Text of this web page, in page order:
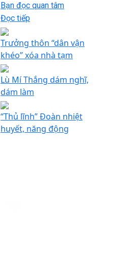
Bạn đọc quan tâm
Đọc tiếp
Trưởng thôn “dân vận
khéo” xóa nhà tạm
Lù Mí Thắng dám nghĩ,
dám làm
“Thủ lĩnh” Đoàn nhiệt
huyết, năng động